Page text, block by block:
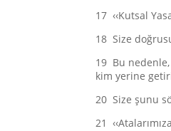
17 ‹‹Kutsal
18 Size
19 Bu
kim yerine
20 Size şunu
21